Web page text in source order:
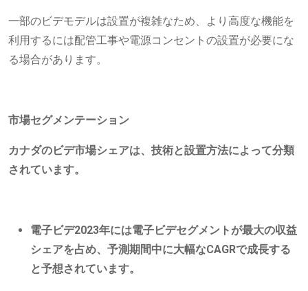
一部のビデモデルは設置が複雑なため、より高度な機能を
利用するには配管工事や電源コンセントの設置が必要にな
る場合があります。
市場セグメンテーション
カナダのビデ市場シェアは、技術と設置方法によって分類
されています。
電子ビデ2023年には電子ビデセグメントが最大の収益
シェアを占め、予測期間中に大幅なCAGRで成長する
と予想されています。